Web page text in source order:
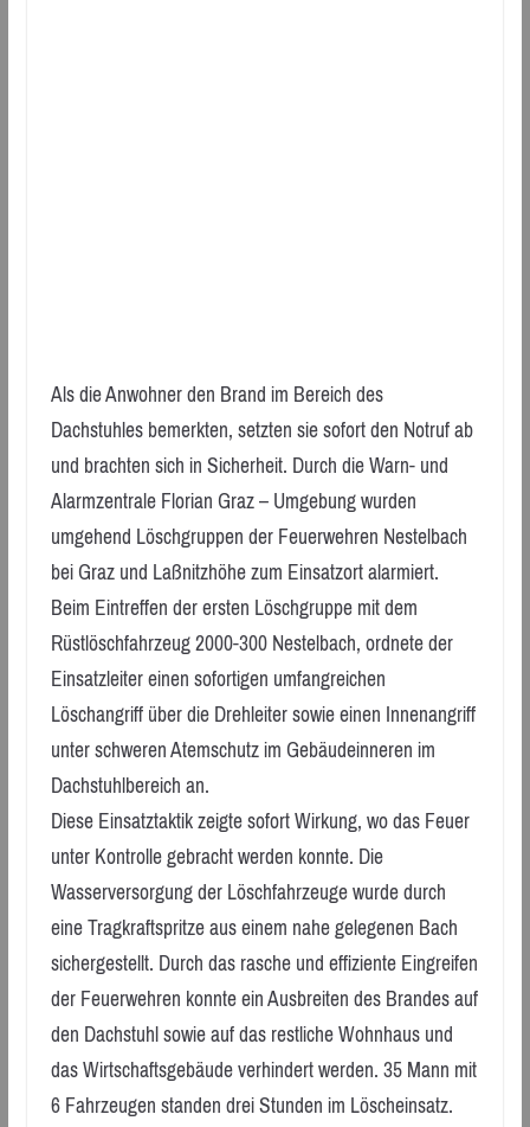
Als die Anwohner den Brand im Bereich des
Dachstuhles bemerkten, setzten sie sofort den Notruf ab
und brachten sich in Sicherheit. Durch die Warn- und
Alarmzentrale Florian Graz – Umgebung wurden
umgehend Löschgruppen der Feuerwehren Nestelbach
bei Graz und Laßnitzhöhe zum Einsatzort alarmiert.
Beim Eintreffen der ersten Löschgruppe mit dem
Rüstlöschfahrzeug 2000-300 Nestelbach, ordnete der
Einsatzleiter einen sofortigen umfangreichen
Löschangriff über die Drehleiter sowie einen Innenangriff
unter schweren Atemschutz im Gebäudeinneren im
Dachstuhlbereich an.
Diese Einsatztaktik zeigte sofort Wirkung, wo das Feuer
unter Kontrolle gebracht werden konnte. Die
Wasserversorgung der Löschfahrzeuge wurde durch
eine Tragkraftspritze aus einem nahe gelegenen Bach
sichergestellt. Durch das rasche und effiziente Eingreifen
der Feuerwehren konnte ein Ausbreiten des Brandes auf
den Dachstuhl sowie auf das restliche Wohnhaus und
das Wirtschaftsgebäude verhindert werden. 35 Mann mit
6 Fahrzeugen standen drei Stunden im Löscheinsatz.